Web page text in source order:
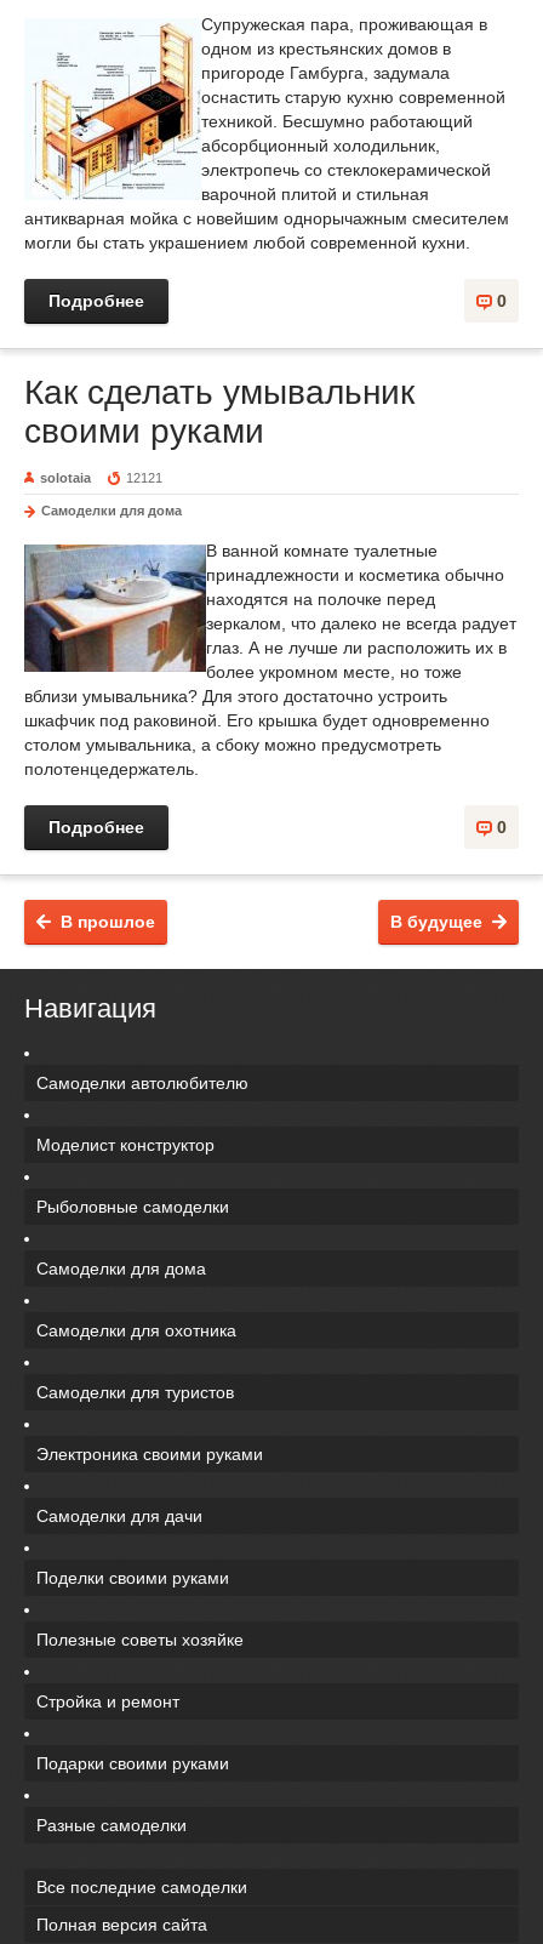
Супружеская пара, проживающая в
одном из крестьянских домов в
пригороде Гамбурга, задумала
оснастить старую кухню современной
техникой. Бесшумно работающий
абсорбционный холодильник,
электропечь со стеклокерамической
варочной плитой и стильная
антикварная мойка с новейшим однорычажным смесителем
могли бы стать украшением любой современной кухни.
0
Подробнее
Как сделать умывальник
своими руками
solotaia 12121
Самоделки для дома
В ванной комнате туалетные
принадлежности и косметика обычно
находятся на полочке перед
зеркалом, что далеко не всегда радует
глаз. А не лучше ли расположить их в
более укромном месте, но тоже
вблизи умывальника? Для этого достаточно устроить
шкафчик под раковиной. Его крышка будет одновременно
столом умывальника, а сбоку можно предусмотреть
полотенцедержатель.
0
Подробнее
В будущее
В прошлое
Навигация
Самоделки автолюбителю
Моделист конструктор
Рыболовные самоделки
Самоделки для дома
Самоделки для охотника
Самоделки для туристов
Электроника своими руками
Самоделки для дачи
Поделки своими руками
Полезные советы хозяйке
Стройка и ремонт
Подарки своими руками
Разные самоделки
Все последние самоделки
Полная версия сайта